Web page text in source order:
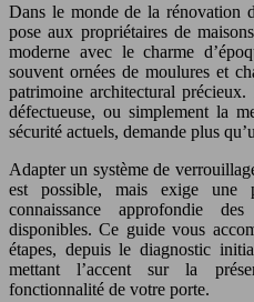
Dans le monde de la rénovation
pose aux propriétaires de
moderne avec le charme
souvent ornées de moulures et
patrimoine architectural précieux.
défectueuse, ou simplement la
sécurité actuels, demande plus
Adapter un système de
est possible, mais exige une
connaissance approfondie
disponibles. Ce guide vous
étapes, depuis le diagnostic
mettant l’accent sur la
fonctionnalité de votre porte.